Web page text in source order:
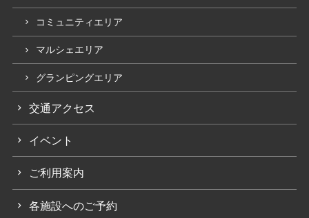
コミュニティエリア
マルシェエリア
グランピングエリア
交通アクセス
イベント
ご利用案内
各施設へのご予約